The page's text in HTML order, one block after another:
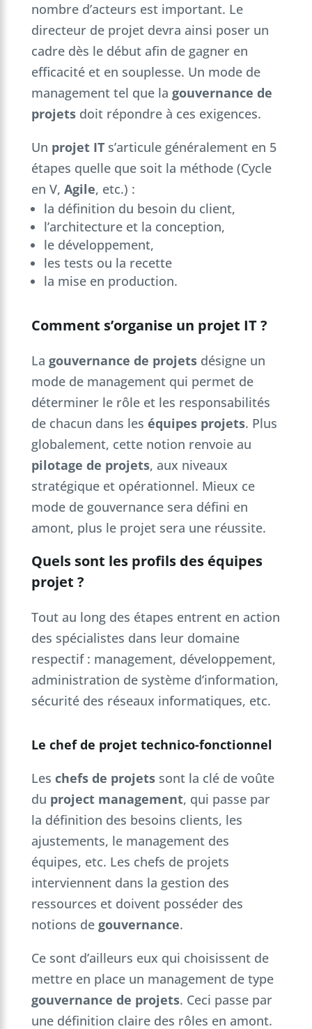
nombre d’acteurs est important. Le
directeur de projet devra ainsi poser un
cadre dès le début afin de gagner en
efficacité et en souplesse. Un mode de
management tel que la gouvernance de
projetsdoit répondre à ces exigences.
Un projet ITs’articule généralement en 5
étapes quelle que soit la méthode (Cycle
en V, Agile, etc.) :
la définition du besoin du client,
l’architecture et la conception,
le développement,
les tests ou la recette
la mise en production.
Comment s’organise un projet IT ?
La gouvernance de projetsdésigne un
mode de management qui permet de
déterminer le rôle et les responsabilités
de chacun dans les équipes projets. Plus
globalement, cette notion renvoie au
pilotage de projets, aux niveaux
stratégique et opérationnel. Mieux ce
mode de gouvernance sera défini en
amont, plus le projet sera une réussite.
Quels sont les profils des équipes
projet ?
Tout au long des étapes entrent en action
des spécialistes dans leur domaine
respectif : management, développement,
administration de système d’information,
sécurité des réseaux informatiques, etc.
Le chef de projet technico-fonctionnel
Les chefs de projetssont la clé de voûte
du project management, qui passe par
la définition des besoins clients, les
ajustements, le management des
équipes, etc. Les chefs de projets
interviennent dans la gestion des
ressources et doivent posséder des
notions de gouvernance.
Ce sont d’ailleurs eux qui choisissent de
mettre en place un management de type
gouvernance de projets. Ceci passe par
une définition claire des rôles en amont.